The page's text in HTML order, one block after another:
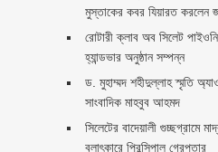
মুস্তাকের কবর যিয়ারত করলেন
রোটারী ক্লাব অব সিলেট
হ্যান্ডভার অনুষ্ঠান সম্পন্ন
ড. মুহাম্মদ শহীদুল্লাহ স্মৃতি
সাংবাদিক মাহবুব আহমদ
সিলেটের বাদেয়ালী গুচ্ছগ্রামে
বলাৎকারে প্রিন্সিপাল গ্রেপ্তার ‎